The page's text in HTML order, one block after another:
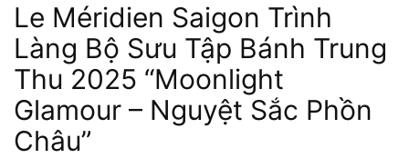
Le Méridien Saigon Trình
Làng Bộ Sưu Tập Bánh Trung
Thu 2025 “Moonlight
Glamour – Nguyệt Sắc Phồn
Châu”